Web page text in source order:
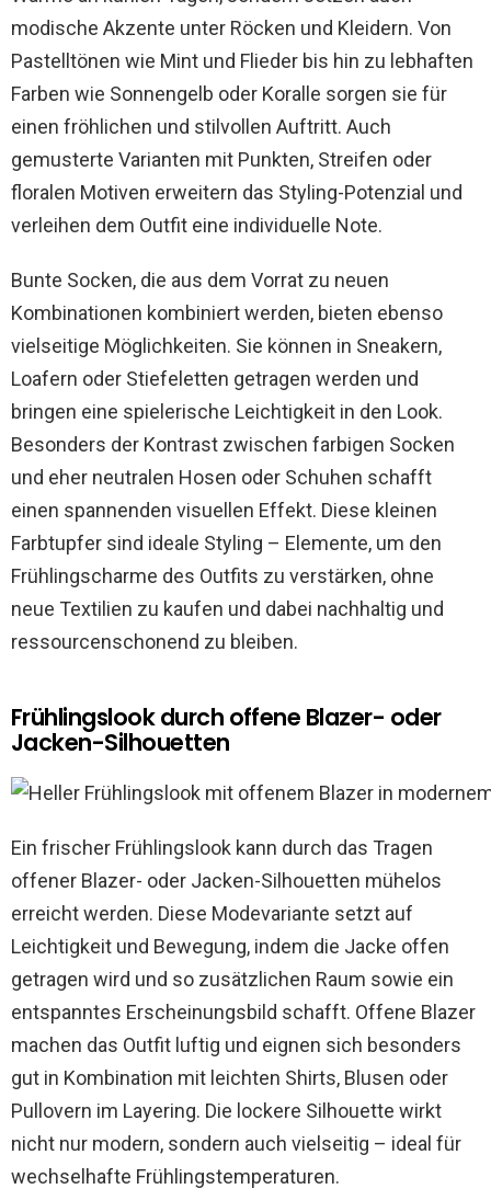
modische Akzente unter Röcken und Kleidern. Von
Pastelltönen wie Mint und Flieder bis hin zu lebhaften
Farben wie Sonnengelb oder Koralle sorgen sie für
einen fröhlichen und stilvollen Auftritt. Auch
gemusterte Varianten mit Punkten, Streifen oder
floralen Motiven erweitern das Styling-Potenzial und
verleihen dem Outfit eine individuelle Note.
Bunte Socken, die aus dem Vorrat zu neuen
Kombinationen kombiniert werden, bieten ebenso
vielseitige Möglichkeiten. Sie können in Sneakern,
Loafern oder Stiefeletten getragen werden und
bringen eine spielerische Leichtigkeit in den Look.
Besonders der Kontrast zwischen farbigen Socken
und eher neutralen Hosen oder Schuhen schafft
einen spannenden visuellen Effekt. Diese kleinen
Farbtupfer sind ideale Styling – Elemente, um den
Frühlingscharme des Outfits zu verstärken, ohne
neue Textilien zu kaufen und dabei nachhaltig und
ressourcenschonend zu bleiben.
Frühlingslook durch offene Blazer- oder
Jacken-Silhouetten
Ein frischer Frühlingslook kann durch das Tragen
offener Blazer- oder Jacken-Silhouetten mühelos
erreicht werden. Diese Modevariante setzt auf
Leichtigkeit und Bewegung, indem die Jacke offen
getragen wird und so zusätzlichen Raum sowie ein
entspanntes Erscheinungsbild schafft. Offene Blazer
machen das Outfit luftig und eignen sich besonders
gut in Kombination mit leichten Shirts, Blusen oder
Pullovern im Layering. Die lockere Silhouette wirkt
nicht nur modern, sondern auch vielseitig – ideal für
wechselhafte Frühlingstemperaturen.